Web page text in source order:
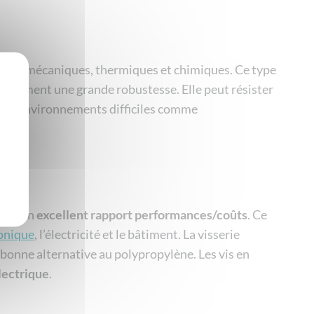
mécaniques, thermiques et chimiques. Ce type
une grande robustesse. Elle peut résister
environnements difficiles comme
unexcellent rapport performances/coûts. Ce
, l’électricité et le bâtiment. La visserie
bonne alternative au polypropylène. Les vis en
.